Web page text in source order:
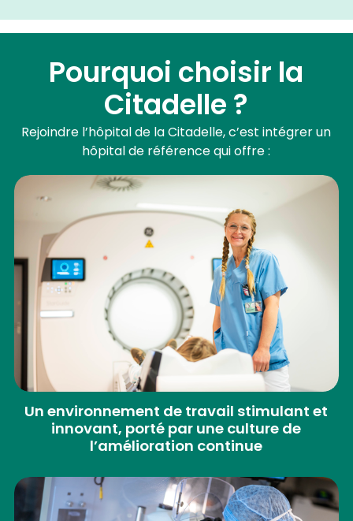
Pourquoi choisir la
Citadelle ?
Rejoindre l’hôpital de la Citadelle, c’est intégrer un
hôpital de référence qui offre :
Un environnement de travail stimulant et
innovant, porté par une culture de
l’amélioration continue